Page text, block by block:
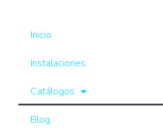
Inicio
Instalaciones
Catálogos
Blog